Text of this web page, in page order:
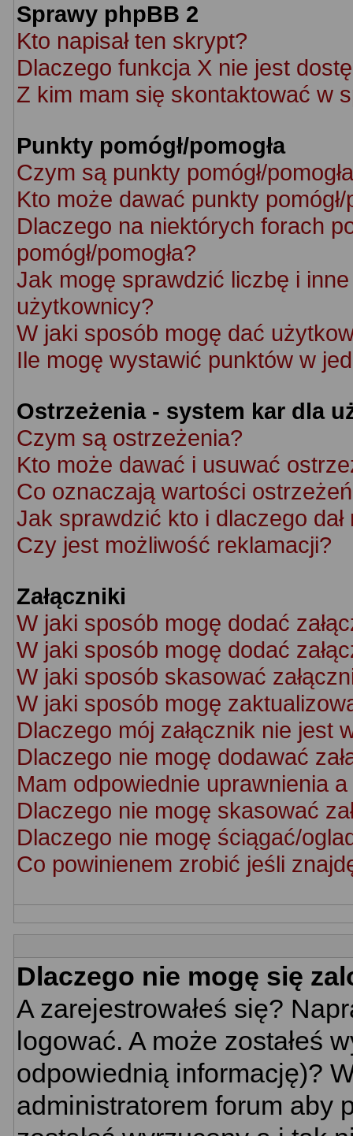
Sprawy phpBB 2
Kto napisał ten skrypt?
Dlaczego funkcja X nie jest
Z kim mam się skontaktować w
Punkty pomógł/pomogła
Czym są punkty pomógł/
Kto może dawać punkty pomógł/
Dlaczego na niektórych forach
pomógł/pomogła?
Jak mogę sprawdzić liczbę i
użytkownicy?
W jaki sposób mogę dać
Ile mogę wystawić punktów w
Ostrzeżenia - system kar dla
Czym są ostrzeżenia?
Kto może dawać i usuwać
Co oznaczają wartości
Jak sprawdzić kto i dlaczego
Czy jest możliwość reklamacji?
Załączniki
W jaki sposób mogę dodać
W jaki sposób mogę dodać
W jaki sposób skasować
W jaki sposób mogę
Dlaczego mój załącznik nie jest
Dlaczego nie mogę dodawać
Mam odpowiednie uprawnienia
Dlaczego nie mogę skasować
Dlaczego nie mogę ściągać/
Co powinienem zrobić jeśli
Dlaczego nie mogę się
A zarejestrowałeś się?
logować. A może zostałeś
odpowiednią informację)?
administratorem forum aby